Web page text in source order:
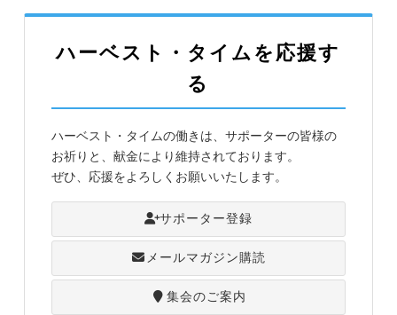
ハーベスト・タイムを応援す
る
ハーベスト・タイムの働きは、サポーターの皆様の
お祈りと、献金により維持されております。
ぜひ、応援をよろしくお願いいたします。
サポーター登録
メールマガジン購読
集会のご案内